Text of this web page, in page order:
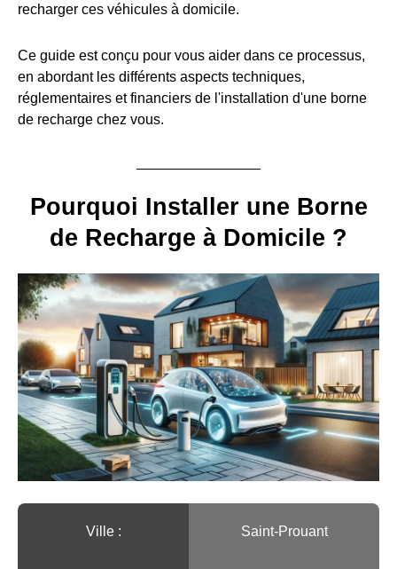
recharger ces véhicules à domicile.
Ce guide est conçu pour vous aider dans ce processus,
en abordant les différents aspects techniques,
réglementaires et financiers de l'installation d'une borne
de recharge chez vous.
Pourquoi Installer une Borne
de Recharge à Domicile ?
Ville :️ Saint-Prouant